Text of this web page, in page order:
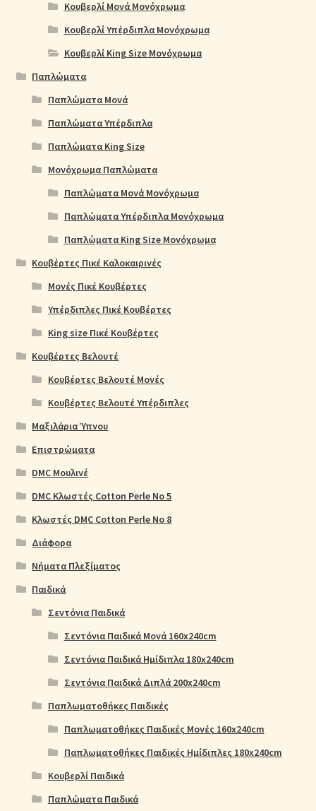
Κουβερλί Μονά Μονόχρωμα
Κουβερλί Υπέρδιπλα Μονόχρωμα
Κουβερλί King Size Μονόχρωμα
Παπλώματα
Παπλώματα Μονά
Παπλώματα Υπέρδιπλα
Παπλώματα King Size
Μονόχρωμα Παπλώματα
Παπλώματα Μονά Μονόχρωμα
Παπλώματα Υπέρδιπλα Μονόχρωμα
Παπλώματα King Size Μονόχρωμα
Κουβέρτες Πικέ Καλοκαιρινές
Μονές Πικέ Κουβέρτες
Υπέρδιπλες Πικέ Κουβέρτες
King size Πικέ Κουβέρτες
Κουβέρτες Βελουτέ
Κουβέρτες Βελουτέ Μονές
Κουβέρτες Βελουτέ Υπέρδιπλες
Μαξιλάρια Ύπνου
Επιστρώματα
DMC Μουλινέ
DMC Κλωστές Cotton Perle No 5
Κλωστές DMC Cotton Perle No 8
Διάφορα
Νήματα Πλεξίματος
Παιδικά
Σεντόνια Παιδικά
Σεντόνια Παιδικά Μονά 160x240cm
Σεντόνια Παιδικά Ημίδιπλα 180x240cm
Σεντόνια Παιδικά Διπλά 200x240cm
Παπλωματοθήκες Παιδικές
Παπλωματοθήκες Παιδικές Μονές 160x240cm
Παπλωματοθήκες Παιδικές Ημίδιπλες 180x240cm
Κουβερλί Παιδικά
Παπλώματα Παιδικά